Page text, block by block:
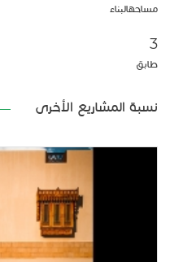
مساحهالبناء
3
طابق
نسبة المشاريع الأخرى